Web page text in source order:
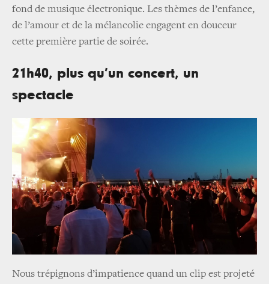
fond de musique électronique. Les thèmes de l’enfance,
de l’amour et de la mélancolie engagent en douceur
cette première partie de soirée.
21h40, plus qu’un concert, un
spectacle
Nous trépignons d’impatience quand un clip est projeté